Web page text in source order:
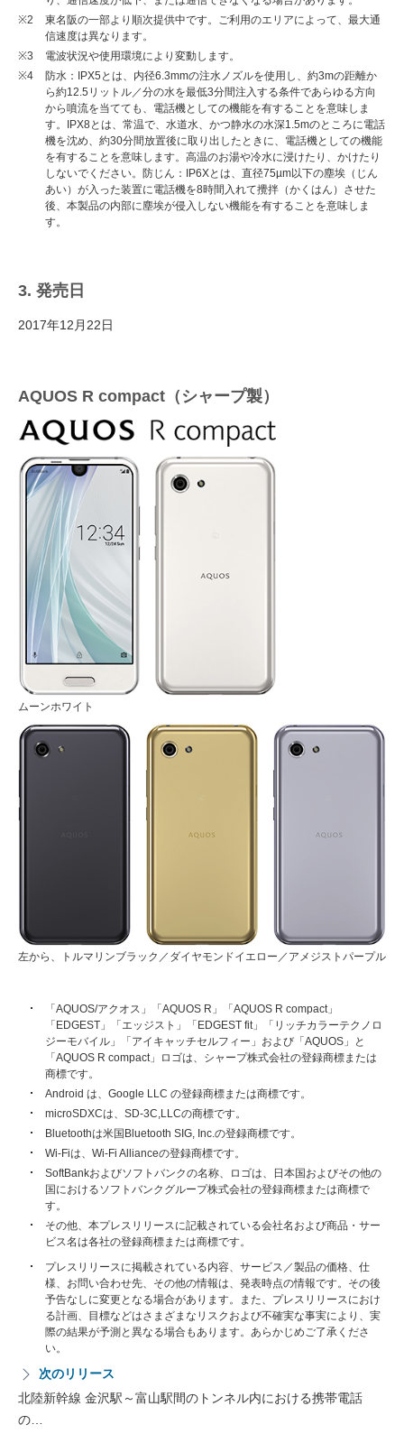
※2
東名阪の一部より順次提供中です。ご利用のエリアによって、最大通
信速度は異なります。
※3
電波状況や使用環境により変動します。
※4
防水：IPX5とは、内径6.3mmの注水ノズルを使用し、約3mの距離か
ら約12.5リットル／分の水を最低3分間注入する条件であらゆる方向
から噴流を当てても、電話機としての機能を有することを意味しま
す。IPX8とは、常温で、水道水、かつ静水の水深1.5mのところに電話
機を沈め、約30分間放置後に取り出したときに、電話機としての機能
を有することを意味します。高温のお湯や冷水に浸けたり、かけたり
しないでください。防じん：IP6Xとは、直径75µm以下の塵埃（じん
あい）が入った装置に電話機を8時間入れて攪拌（かくはん）させた
後、本製品の内部に塵埃が侵入しない機能を有することを意味しま
す。
3. 発売日
2017年12月22日
AQUOS R compact（シャープ製）
ムーンホワイト
左から、トルマリンブラック／ダイヤモンドイエロー／アメジストパープル
「AQUOS/アクオス」「AQUOS R」「AQUOS R compact」
「EDGEST」「エッジスト」「EDGEST fit」「リッチカラーテクノロ
ジーモバイル」「アイキャッチセルフィー」および「AQUOS」と
「AQUOS R compact」ロゴは、シャープ株式会社の登録商標または
商標です。
Android は、Google LLC の登録商標または商標です。
microSDXCは、SD-3C,LLCの商標です。
Bluetoothは米国Bluetooth SIG, Inc.の登録商標です。
Wi-Fiは、Wi-Fi Allianceの登録商標です。
SoftBankおよびソフトバンクの名称、ロゴは、日本国およびその他の
国におけるソフトバンクグループ株式会社の登録商標または商標で
す。
その他、本プレスリリースに記載されている会社名および商品・サー
ビス名は各社の登録商標または商標です。
プレスリリースに掲載されている内容、サービス／製品の価格、仕
様、お問い合わせ先、その他の情報は、発表時点の情報です。その後
予告なしに変更となる場合があります。また、プレスリリースにおけ
る計画、目標などはさまざまなリスクおよび不確実な事実により、実
際の結果が予測と異なる場合もあります。あらかじめご了承くださ
い。
次のリリース
北陸新幹線 金沢駅～富山駅間のトンネル内における携帯電話
の…